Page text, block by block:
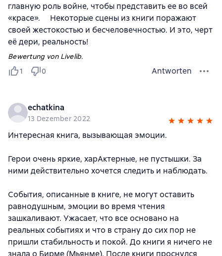
главную роль войне, чтобы представить ее во всей
«красе». ⠀ Некоторые сцены из книги поражают
своей жестокостью и бесчеловечностью. И это, черт
её дери, реальность!
Bewertung von Livelib.
1
0 Antworten
echatkina
13 Dezember 2022
Интересная книга, вызывающая эмоции.
Герои очень яркие, харАктерные, не пустышки. За
ними действительно хочется следить и наблюдать.
События, описанные в книге, не могут оставить
равнодушным, эмоции во время чтения
зашкаливают. Ужасает, что все основано на
реальных событиях и что в страну до сих пор не
пришли стабильность и покой. До книги я ничего не
знала о Бирме (Мьянме). После книги проснулся